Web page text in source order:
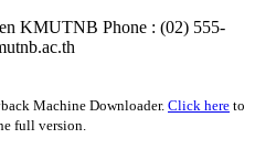
KMUTNB Phone : (02) 555-
Machine Downloader. Click here to
full version.